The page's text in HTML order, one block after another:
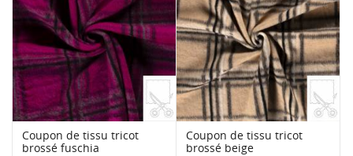
Coupon de tissu tricot
brossé fuschia
Coupon de tissu tricot
brossé beige